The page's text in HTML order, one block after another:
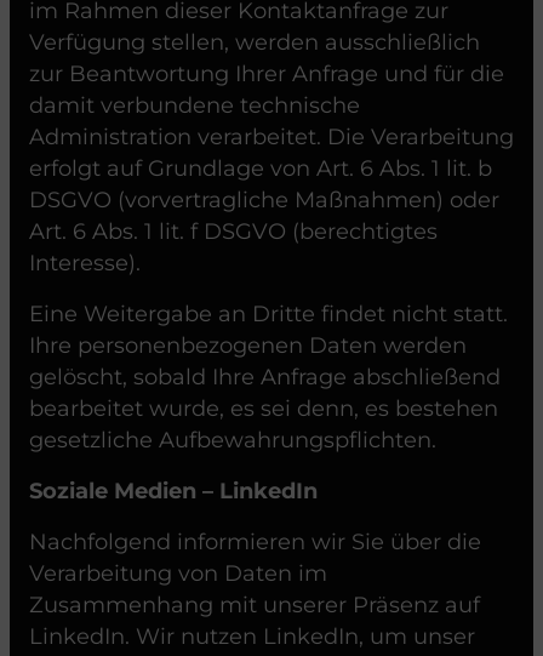
im Rahmen dieser Kontaktanfrage zur
Verfügung stellen, werden ausschließlich
zur Beantwortung Ihrer Anfrage und für die
damit verbundene technische
Administration verarbeitet. Die Verarbeitung
erfolgt auf Grundlage von Art. 6 Abs. 1 lit. b
DSGVO (vorvertragliche Maßnahmen) oder
Art. 6 Abs. 1 lit. f DSGVO (berechtigtes
Interesse).
Eine Weitergabe an Dritte findet nicht statt.
Ihre personenbezogenen Daten werden
gelöscht, sobald Ihre Anfrage abschließend
bearbeitet wurde, es sei denn, es bestehen
gesetzliche Aufbewahrungspflichten.
Soziale Medien – LinkedIn
Nachfolgend informieren wir Sie über die
Verarbeitung von Daten im
Zusammenhang mit unserer Präsenz auf
LinkedIn. Wir nutzen LinkedIn, um unser